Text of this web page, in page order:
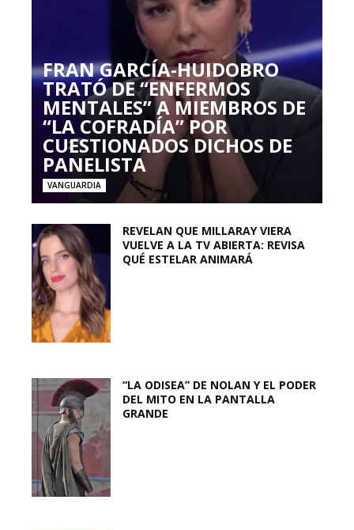
FRAN GARCÍA-HUIDOBRO
TRATÓ DE “ENFERMOS
MENTALES” A MIEMBROS DE
“LA COFRADÍA” POR
CUESTIONADOS DICHOS DE
PANELISTA
VANGUARDIA
REVELAN QUE MILLARAY VIERA
VUELVE A LA TV ABIERTA: REVISA
QUÉ ESTELAR ANIMARÁ
“LA ODISEA” DE NOLAN Y EL PODER
DEL MITO EN LA PANTALLA
GRANDE